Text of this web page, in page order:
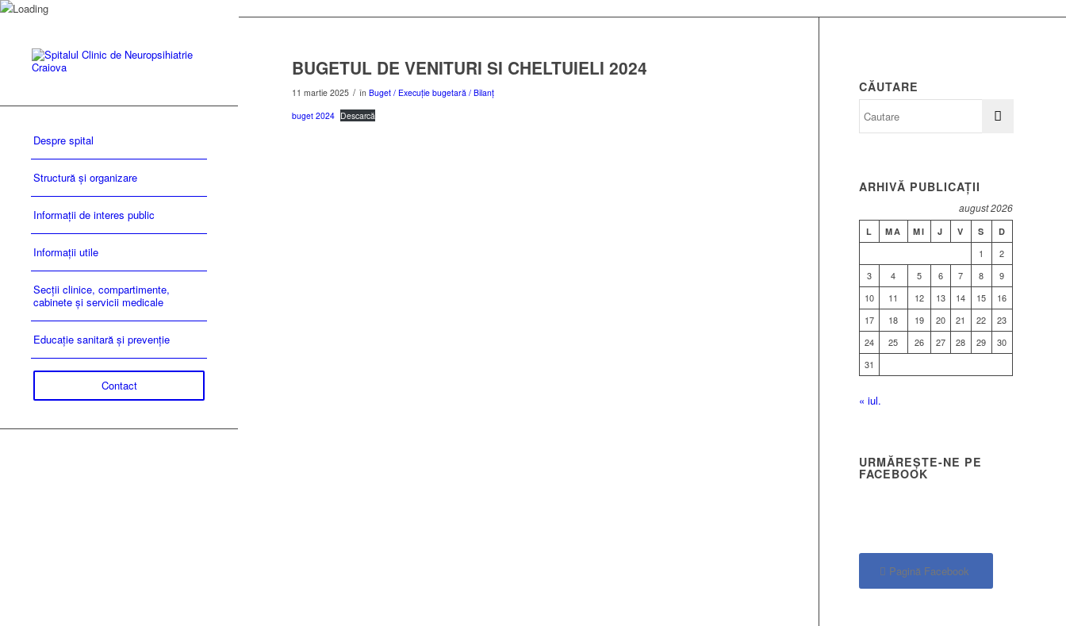
Despre spital
Structură și organizare
Informații de interes public
Informații utile
Secții clinice, compartimente,
cabinete și servicii medicale
Educație sanitară și prevenție
Contact
BUGETUL DE VENITURI SI CHELTUIELI 2024
11 martie 2025 / în Buget / Execuție bugetară / Bilanț
buget 2024 Descarcă
CĂUTARE
ARHIVĂ PUBLICAȚII
august 2026
L MA MI J V S D
1
2
3
4 5 6 7 8
9
10
11 12 13 14 15
16
17
18 19 20 21 22
23
24
25 26 27 28 29
30
31
« iul.
URMĂREȘTE-NE PE
FACEBOOK
Pagină Facebook